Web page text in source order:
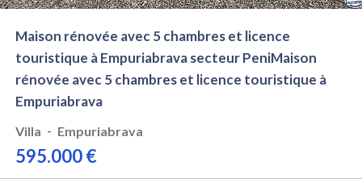
Maison rénovée avec 5 chambres et licence
touristique à Empuriabrava secteur PeniMaison
rénovée avec 5 chambres et licence touristique à
Empuriabrava
Villa - Empuriabrava
595.000 €